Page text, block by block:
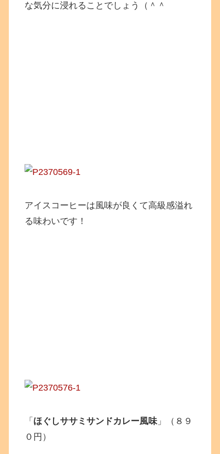
な気分に浸れることでしょう（＾＾
アイスコーヒーは風味が良くて高級感溢れ
る味わいです！
「 ほぐしササミサンドカレー風味 」（８９
０円）